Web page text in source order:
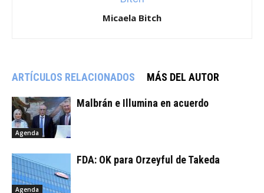
Micaela Bitch
ARTÍCULOS RELACIONADOS MÁS DEL AUTOR
Agenda
Malbrán e Illumina en acuerdo
Agenda
FDA: OK para Orzeyful de Takeda